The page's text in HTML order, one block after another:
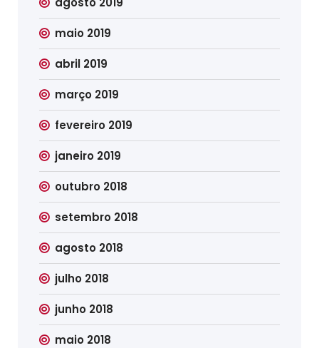
maio 2019
abril 2019
março 2019
fevereiro 2019
janeiro 2019
outubro 2018
setembro 2018
agosto 2018
julho 2018
junho 2018
maio 2018